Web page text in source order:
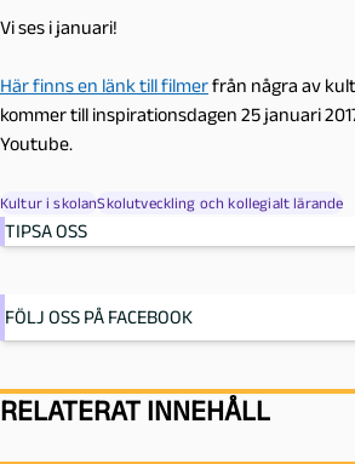
Vi ses i januari!
Här finns en länk till filmerfrån några av
kommer till inspirationsdagen 25 januari
Youtube.
Kultur i skolanSkolutveckling och kollegialt lärande
TIPSA OSS
FÖLJ OSS PÅ FACEBOOK
RELATERAT INNEHÅLL